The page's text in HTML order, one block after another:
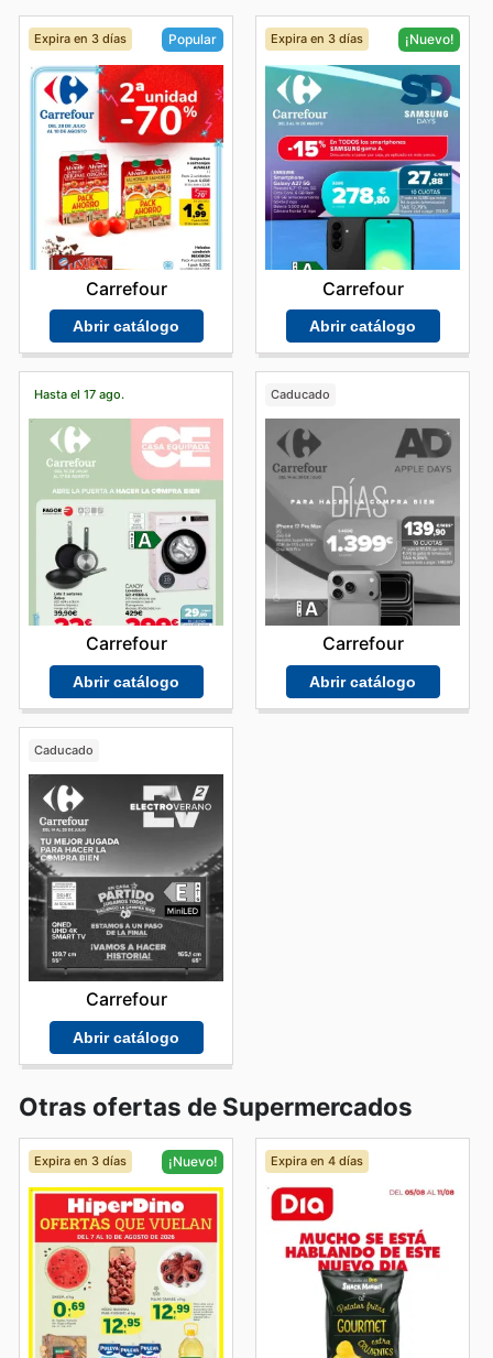
Expira en 3 días Popular
Carrefour
Abrir catálogo
Expira en 3 días ¡Nuevo!
Carrefour
Abrir catálogo
Hasta el 17 ago.
Carrefour
Abrir catálogo
Caducado
Carrefour
Abrir catálogo
Caducado
Carrefour
Abrir catálogo
Otras ofertas de Supermercados
Expira en 3 días ¡Nuevo! Expira en 4 días